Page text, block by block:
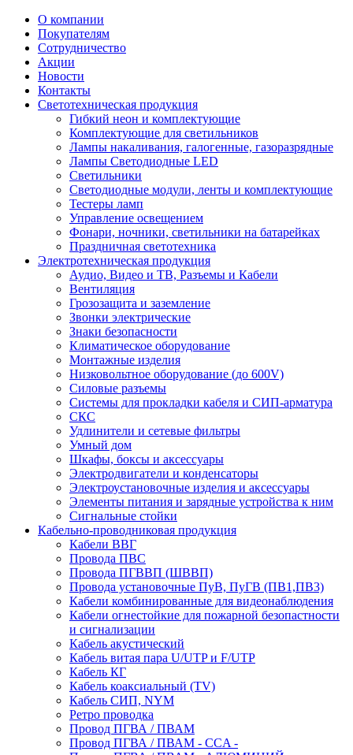
О компании
Покупателям
Сотрудничество
Акции
Новости
Контакты
Светотехническая продукция
Гибкий неон и комплектующие
Комплектующие для светильников
Лампы накаливания, галогенные, газоразрядные
Лампы Светодиодные LED
Светильники
Светодиодные модули, ленты и комплектующие
Тестеры ламп
Управление освещением
Фонари, ночники, светильники на батарейках
Праздничная светотехника
Электротехническая продукция
Аудио, Видео и ТВ, Разъемы и Кабели
Вентиляция
Грозозащита и заземление
Звонки электрические
Знаки безопасности
Климатическое оборудование
Монтажные изделия
Низковольтное оборудование (до 600V)
Силовые разъемы
Системы для прокладки кабеля и СИП-арматура
СКС
Удлинители и сетевые фильтры
Умный дом
Шкафы, боксы и аксессуары
Электродвигатели и конденсаторы
Электроустановочные изделия и аксессуары
Элементы питания и зарядные устройства к ним
Сигнальные стойки
Кабельно-проводниковая продукция
Кабели ВВГ
Провода ПВС
Провода ПГВВП (ШВВП)
Провода установочные ПуВ, ПуГВ (ПВ1,ПВ3)
Кабели комбинированные для видеонаблюдения
Кабели огнестойкие для пожарной безопастности
и сигнализации
Кабель акустический
Кабель витая пара U/UTP и F/UTP
Кабель КГ
Кабель коаксиальный (TV)
Кабель СИП, NYM
Ретро проводка
Провод ПГВА / ПВАМ
Провод ПГВА / ПВАМ - CCA -